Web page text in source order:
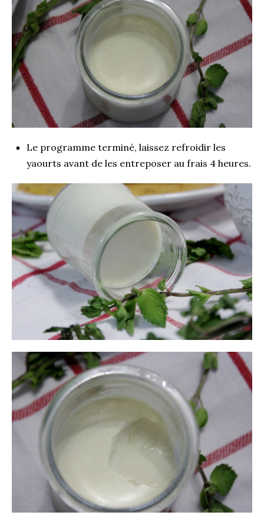
Le programme terminé, laissez refroidir les
yaourts avant de les entreposer au frais 4 heures.